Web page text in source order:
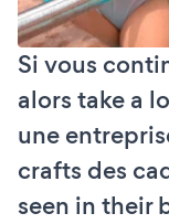
Si vous
alors take a
une
crafts des
seen in their